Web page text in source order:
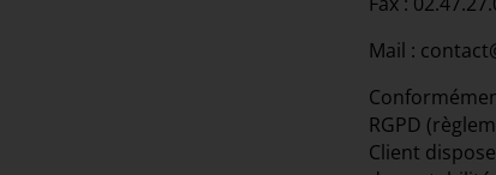
Mail :
RGPD
Client